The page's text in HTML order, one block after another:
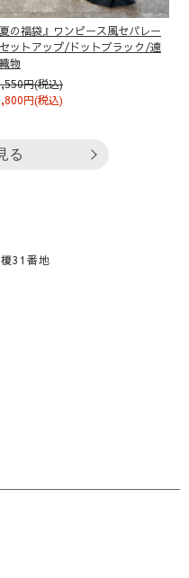
夏の福袋』ワンピース風セパレー
ットアップ/ドットブラック/遠
物
円(税込)
円(税込)
る
31番地